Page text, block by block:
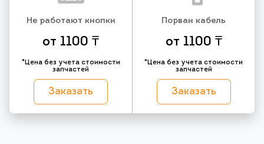
Не работают кнопки
от 1100 ₸
*Цена без учета стоимости
запчастей
Заказать
Порван кабель
от 1100 ₸
*Цена без учета стоимости
запчастей
Заказать